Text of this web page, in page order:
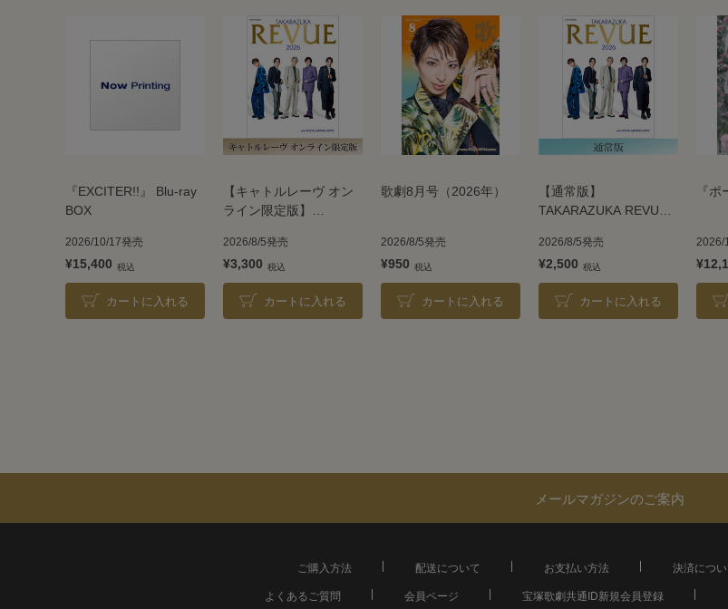
『EXCITER!!』 Blu-ray
BOX
2026/10/17発売
¥15,400
カートに入れる
【キャトルレーヴ オン
ライン限定版】
2026
2026/8/5発売
¥3,300
カートに入れる
歌劇8月号（2026年）
2026/8/5発売
¥950
カートに入れる
【通常版】
TAKARAZUKA REVUE
2026/8/5発売
¥2,500
カートに入れる
『ポ
2026/
メールマガジンのご案内
ご購入方法 配送について お支払い方法 決済につ
よくあるご質問
会員ページ 宝塚歌劇共通ID新規会員登録